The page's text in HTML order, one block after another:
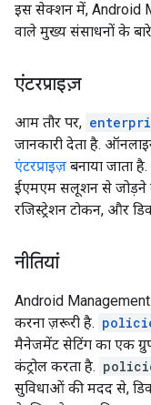
इस सेक्शन में, Android
वाले मुख्य संसाधनों के
एंटरप्राइज़
आम तौर पर,
जानकारी देता है.
एंटरप्राइज़ बनाया
ईएमएम सलूशन से जोड़ने
रजिस्ट्रेशन टोकन, और
नीतियां
Android
करना ज़रूरी है.
मैनेजमेंट सेटिंग का एक ग्रुप
कंट्रोल करता है.
सुविधाओं की मदद से,